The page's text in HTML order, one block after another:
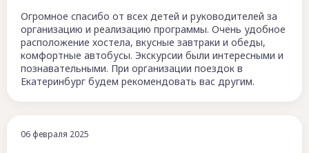
Огромное спасибо от всех детей и руководителей за
организацию и реализацию программы. Очень удобное
расположение хостела, вкусные завтраки и обеды,
комфортные автобусы. Экскурсии были интересными и
познавательными. При организации поездок в
Екатеринбург будем рекомендовать вас другим.
06 февраля 2025